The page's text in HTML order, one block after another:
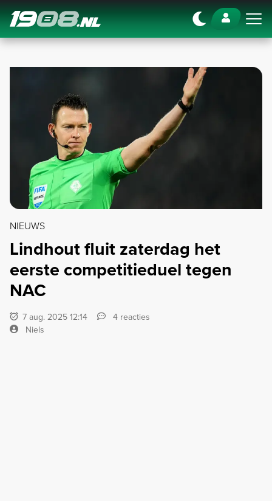
Navigation
NIEUWS
Lindhout fluit zaterdag het
eerste competitieduel tegen
NAC
7 aug. 2025 12:14
4 reacties
Niels